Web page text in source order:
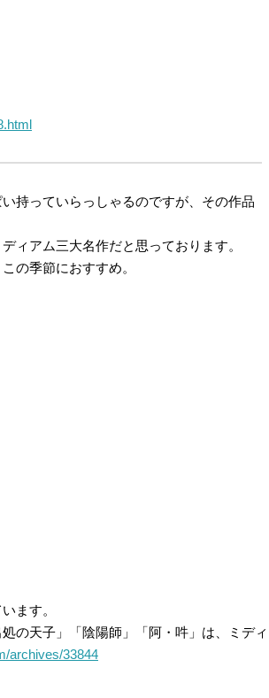
持っていらっしゃるのですが、その作品
ィアム三大名作だと思っております。
の季節におすすめ。
ます。
天子」「陰陽師」「阿・吽」は、ミディ
archives/33844